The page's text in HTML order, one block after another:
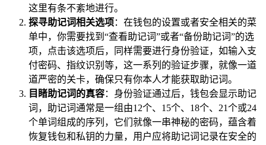
这里有条不紊地进行。
探寻助记词相关选项：在钱包的设置或者安全相关的菜
单中，你需要找到“查看助记词”或者“备份助记词”的选
项，点击该选项后，同样需要进行身份验证，如输入支
付密码、指纹识别等，这一系列的验证步骤，就像一道
道严密的关卡，确保只有你本人才能获取助记词。
目睹助记词的真容：身份验证通过后，钱包会显示助记
词，助记词通常是一组由12个、15个、18个、21个或24
个单词组成的序列，它们就像一串神秘的密码，蕴含着
恢复钱包和私钥的力量，用户应将助记词记录在安全的